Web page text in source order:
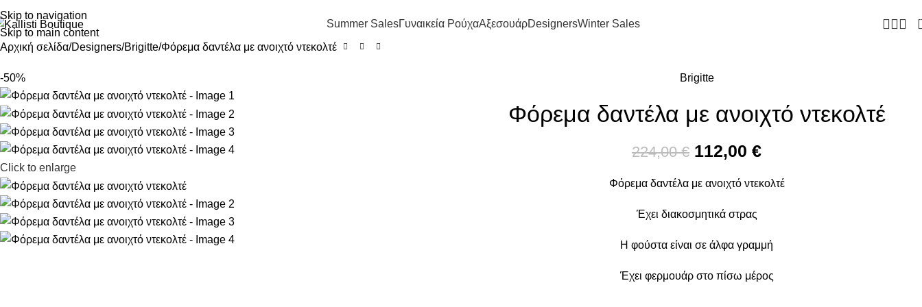
Skip to navigation
Skip to main content
Summer SalesΓυναικεία ΡούχαΑξεσουάρDesignersWinter Sales
Αρχική σελίδα Designers Brigitte Φόρεμα δαντέλα με ανοιχτό ντεκολτέ
-50%
Click to enlarge
Brigitte
Φόρεμα δαντέλα με ανοιχτό ντεκολτέ
224,00€ 112,00 €
Φόρεμα δαντέλα με ανοιχτό ντεκολτέ
Έχει διακοσμητικά στρας
Η φούστα είναι σε άλφα γραμμή
Έχει φερμουάρ στο πίσω μέρος